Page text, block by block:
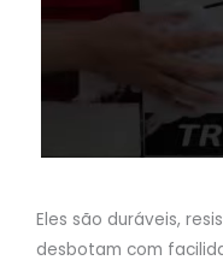
Eles são duráveis,
desbotam com